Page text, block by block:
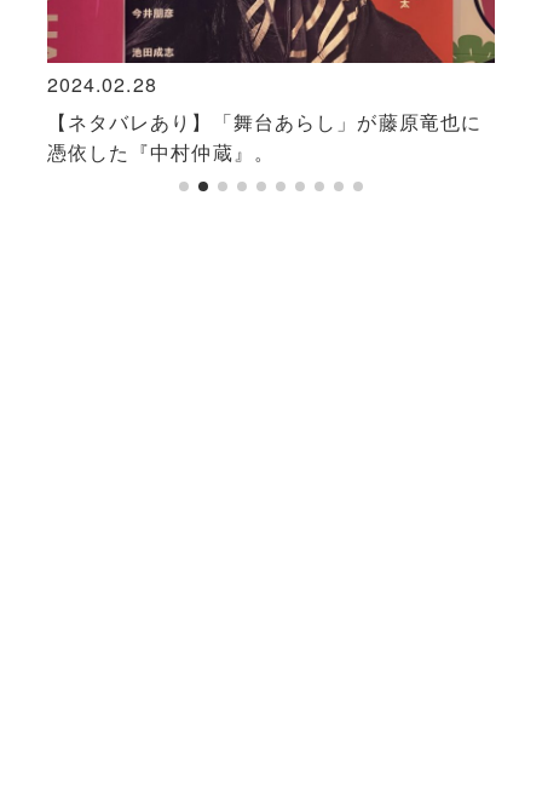
2024.02.28
【ネタバレあり】「舞台あらし」が藤原竜也に
憑依した『中村仲蔵』。